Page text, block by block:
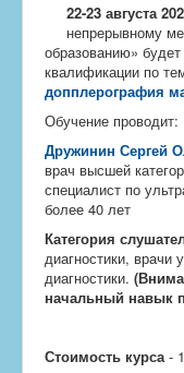
Пройти тест
Контакты
22-23 августа
непрерывному
образованию»
квалификации по
допплерография
Обучение проводит:
Дружинин Сергей
врач высшей
специалист по
более 40 лет
Категория
диагностики, врачи
диагностики.
начальный навык
Стоимость курса -